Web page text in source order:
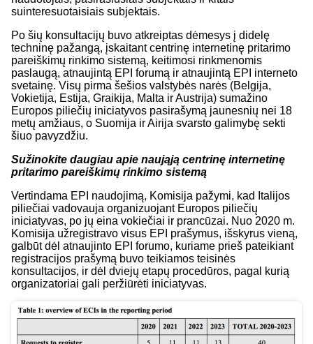
suinteresuotaisiais subjektais.
Po šių konsultacijų buvo atkreiptas dėmesys į didelę
techninę pažangą, įskaitant centrinę internetinę pritarimo
pareiškimų rinkimo sistemą, keitimosi rinkmenomis
paslaugą, atnaujintą EPI forumą ir atnaujintą EPI interneto
svetainę. Visų pirma šešios valstybės narės (Belgija,
Vokietija, Estija, Graikija, Malta ir Austrija) sumažino
Europos piliečių iniciatyvos pasirašymą jaunesnių nei 18
metų amžiaus, o Suomija ir Airija svarsto galimybę sekti
šiuo pavyzdžiu.
Sužinokite daugiau apie naująją centrinę internetinę
pritarimo pareiškimų rinkimo sistemą
Vertindama EPI naudojimą, Komisija pažymi, kad Italijos
piliečiai vadovauja organizuojant Europos piliečių
iniciatyvas, po jų eina vokiečiai ir prancūzai. Nuo 2020 m.
Komisija užregistravo visus EPI prašymus, išskyrus vieną,
galbūt dėl atnaujinto EPI forumo, kuriame prieš pateikiant
registracijos prašymą buvo teikiamos teisinės
konsultacijos, ir dėl dviejų etapų procedūros, pagal kurią
organizatoriai gali peržiūrėti iniciatyvas.